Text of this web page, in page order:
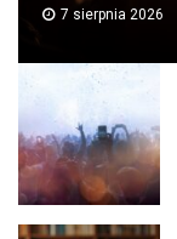
7 sierpnia 2026